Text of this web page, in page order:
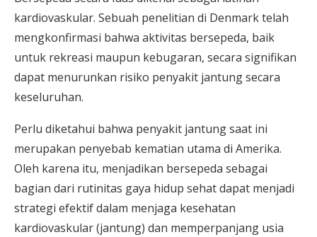
kardiovaskular. Sebuah penelitian di Denmark telah
mengkonfirmasi bahwa aktivitas bersepeda, baik
untuk rekreasi maupun kebugaran, secara signifikan
dapat menurunkan risiko penyakit jantung secara
keseluruhan.
Perlu diketahui bahwa penyakit jantung saat ini
merupakan penyebab kematian utama di Amerika.
Oleh karena itu, menjadikan bersepeda sebagai
bagian dari rutinitas gaya hidup sehat dapat menjadi
strategi efektif dalam menjaga kesehatan
kardiovaskular (jantung) dan memperpanjang usia